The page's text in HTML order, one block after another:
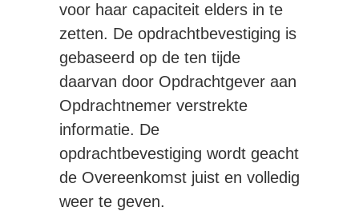
voor haar capaciteit elders in te
zetten. De opdrachtbevestiging is
gebaseerd op de ten tijde
daarvan door Opdrachtgever aan
Opdrachtnemer verstrekte
informatie. De
opdrachtbevestiging wordt geacht
de Overeenkomst juist en volledig
weer te geven.